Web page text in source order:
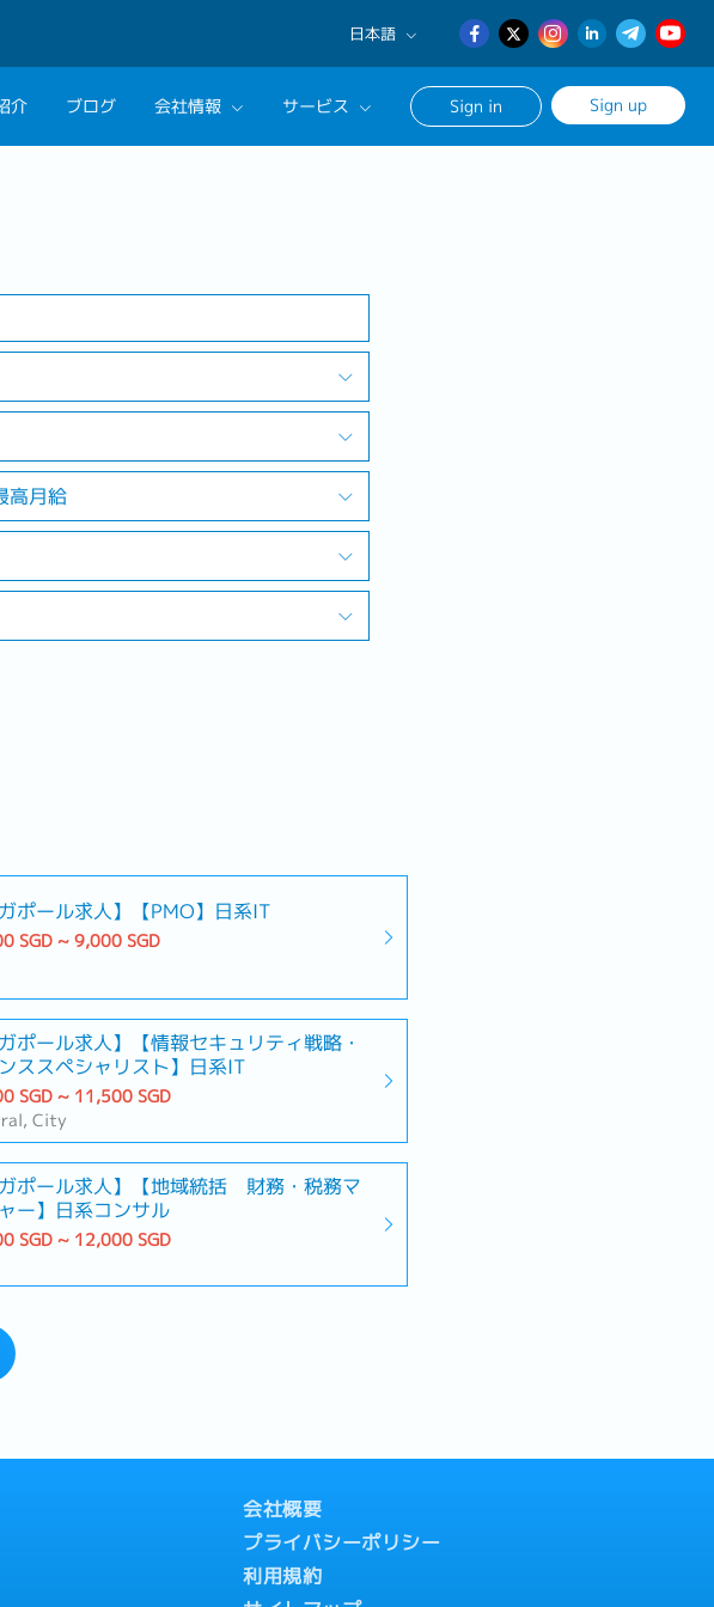
日本語
English
日本語
介 ブログ 会社情報 サービス Sign in Sign up
高月給
ガポール求人】【PMO】日系IT
SGD ~ 9,000 SGD
ガポール求人】【情報セキュリティ戦略・
ススペシャリスト】日系IT
SGD ~ 11,500 SGD
City
ガポール求人】【地域統括 財務・税務マ
ー】日系コンサル
SGD ~ 12,000 SGD
会社概要
プライバシーポリシー
利用規約